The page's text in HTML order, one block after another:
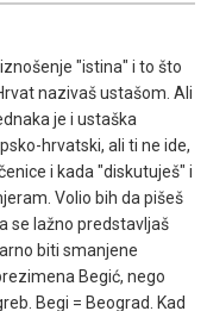
"istina" i to što
nazivaš ustašom. Ali
je i ustaška
hrvatski, ali ti ne ide,
i kada "diskutuješ" i
Volio bih da pišeš
se lažno predstavljaš
biti smanjene
Begić, nego
Begi = Beograd. Kad